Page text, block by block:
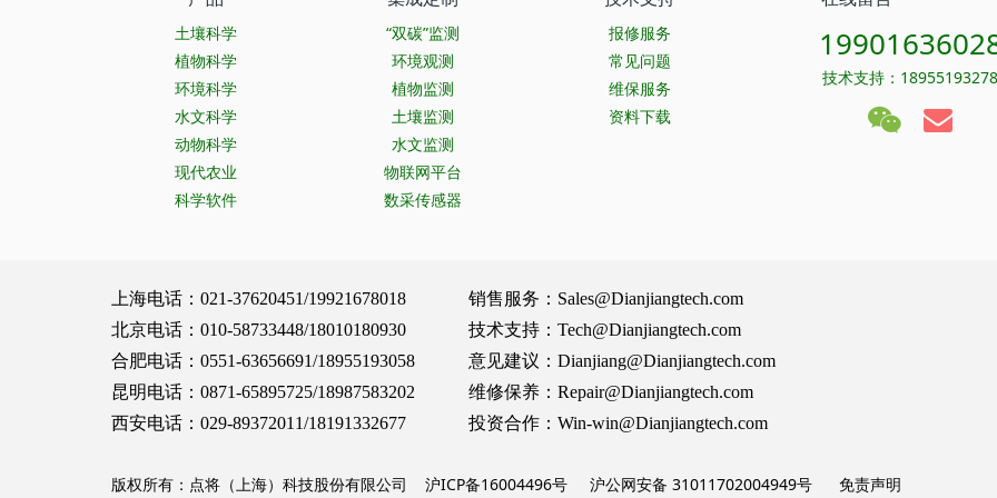
土壤科学
植物科学
环境科学
水文科学
动物科学
现代农业
科学软件
“双碳”监测
环境观测
植物监测
土壤监测
水文监测
物联网平台
数采传感器
报修服务
常见问题
维保服务
资料下载
技术支持：
上海电话：021-37620451/19921678018 销售服务：Sales@Dianjiangtech.com
北京电话：010-58733448/18010180930 技术支持：Tech@Dianjiangtech.com
合肥电话：0551-63656691/18955193058 意见建议：Dianjiang@Dianjiangtech.com
昆明电话：0871-65895725/18987583202 维修保养：Repair@Dianjiangtech.com
西安电话：029-89372011/18191332677 投资合作：Win-win@Dianjiangtech.com
版权所有：点将（上海）科技股份有限公司沪ICP备16004496号 沪公网安备 31011702004949号 免责声明